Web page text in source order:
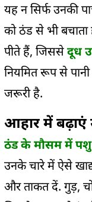
यह न सिर्फ उनकी
को ठंड से भी
पीते हैं, जिससेदूध
नियमित रूप से पानी
जरूरी है.
आहार में बढ़ाएं
ठंड के मौसम में पशु
उनके चारे में ऐसे
और ताकत दें. गुड़,